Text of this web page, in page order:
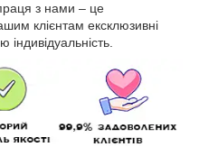
з нами – це
клієнтам ексклюзивні
індивідуальність.